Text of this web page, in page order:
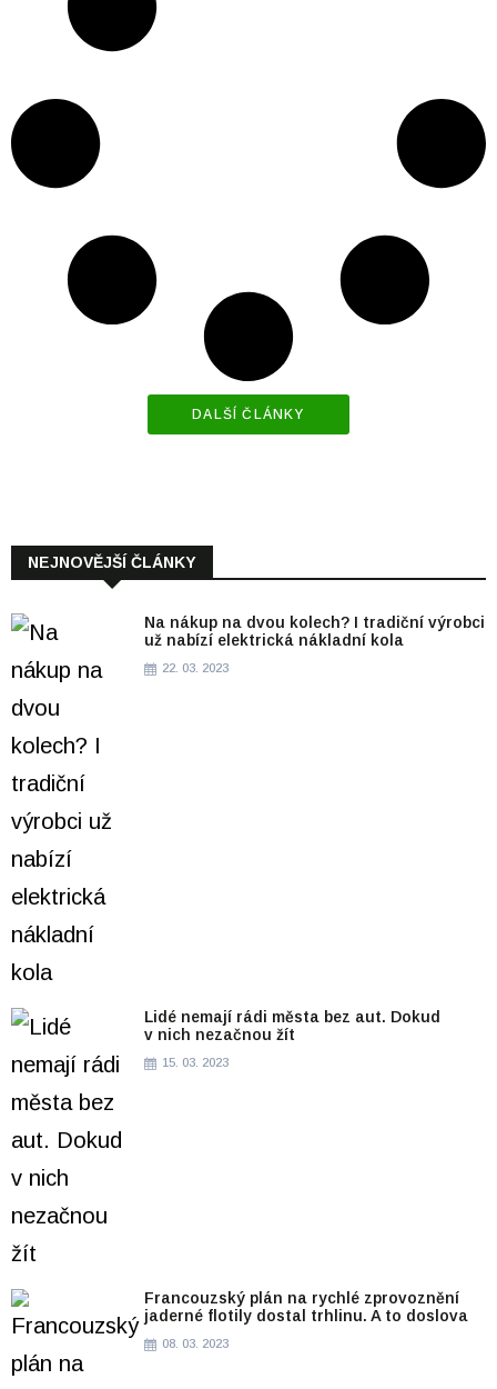
DALŠÍ ČLÁNKY
NEJNOVĚJŠÍ ČLÁNKY
Na nákup na dvou kolech? I tradiční výrobci
už nabízí elektrická nákladní kola
22. 03. 2023
Lidé nemají rádi města bez aut. Dokud
v nich nezačnou žít
15. 03. 2023
Francouzský plán na rychlé zprovoznění
jaderné flotily dostal trhlinu. A to doslova
08. 03. 2023